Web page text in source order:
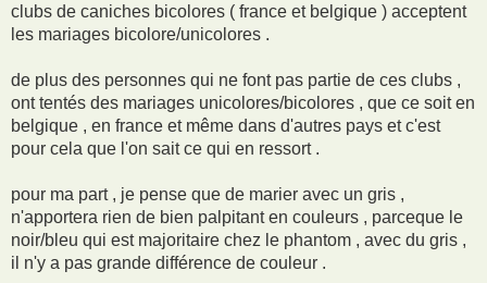
clubs de caniches bicolores ( france et belgique ) acceptent
les mariages bicolore/unicolores .
de plus des personnes qui ne font pas partie de ces clubs ,
ont tentés des mariages unicolores/bicolores , que ce soit en
belgique , en france et même dans d'autres pays et c'est
pour cela que l'on sait ce qui en ressort .
pour ma part , je pense que de marier avec un gris ,
n'apportera rien de bien palpitant en couleurs , parceque le
noir/bleu qui est majoritaire chez le phantom , avec du gris ,
il n'y a pas grande différence de couleur .